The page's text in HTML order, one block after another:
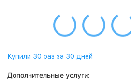
Купили 30 раз за 30 дней
Дополнительные услуги: